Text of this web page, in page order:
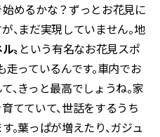
めるかな？ずっとお花見に
、まだ実現していません。地
〟 という有名なお花見スポ
走っているんです。車内でお
、きっと最高でしょうね。家
てていて、世話をするうち
。葉っぱが増えたり、ガジュ